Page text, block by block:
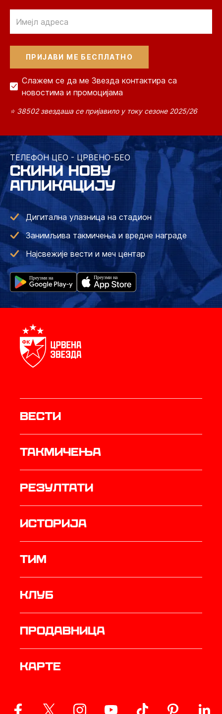
Слажем се да ме Звезда контактира са
новостима и промоцијама
⭐ 38502 звездаша се пријавило у току сезоне 2025/26
ТЕЛЕФОН ЦЕО - ЦРВЕНО-БЕО
СКИНИ НОВУ
АПЛИКАЦИЈУ
Дигитална улазница на стадион
Занимљива такмичења и вредне награде
Најсвежије вести и меч центар
Вести
Такмичења
резултати
историја
ТИМ
Клуб
продавница
Карте